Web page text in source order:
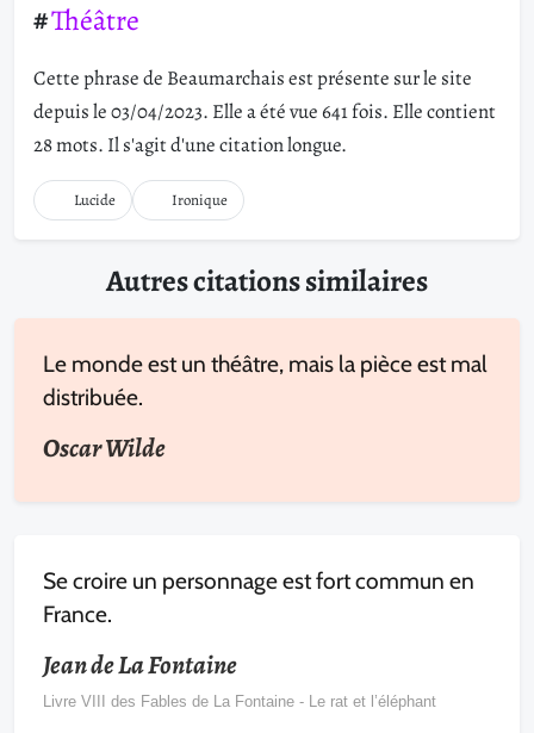
Théâtre
Cette phrase de Beaumarchais est présente sur le site
depuis le 03/04/2023. Elle a été vue 641 fois. Elle contient
28 mots. Il s'agit d'une citation longue.
Lucide Ironique
Autres citations similaires
Le monde est un théâtre, mais la pièce est mal
distribuée.
Oscar Wilde
Se croire un personnage est fort commun en
France.
Jean de La Fontaine
Livre VIII des Fables de La Fontaine - Le rat et l’éléphant